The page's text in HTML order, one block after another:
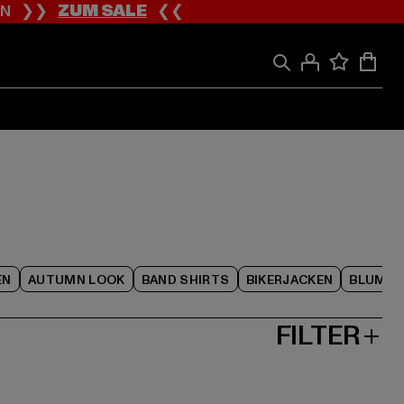
❯❯ZUM SALE❮❮
AUTUMN LOOK BAND SHIRTS BIKERJACKEN
FILTER